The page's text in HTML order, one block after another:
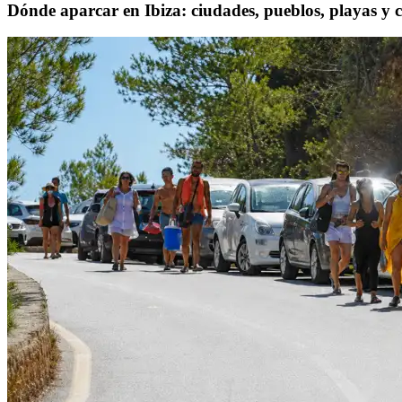
Dónde aparcar en Ibiza: ciudades, pueblos, playas y